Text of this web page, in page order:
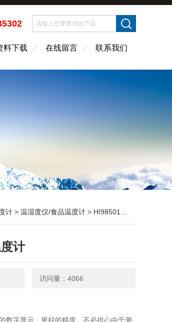
料下载 在线留言 联系我们
计 > 温湿度仪/食品温度计 > HI98501笔式温度计
计
访问量：4066
数字显示，更好的精度。不必担心由于测